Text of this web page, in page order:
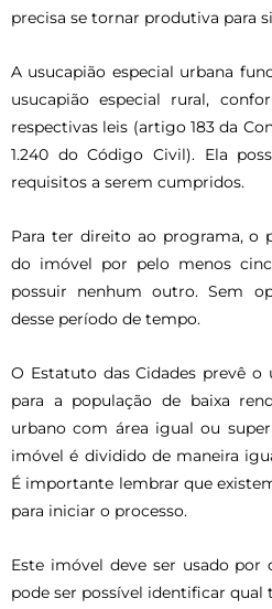
precisa se tornar produtiva para
A usucapião especial urbana
usucapião especial rural,
respectivas leis (artigo 183 da
1.240 do Código Civil). Ela
requisitos a serem cumpridos.
Para ter direito ao programa, o
do imóvel por pelo menos
possuir nenhum outro. Sem
desse período de tempo.
O Estatuto das Cidades prevê o
para a população de baixa
urbano com área igual ou
imóvel é dividido de maneira
É importante lembrar que
para iniciar o processo.
Este imóvel deve ser usado por
pode ser possível identificar qual